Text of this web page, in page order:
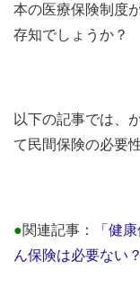
本の医療保険制度
存知でしょうか？
以下の記事では、
て民間保険の必要
●関連記事：
「健
ん保険は必要ない？